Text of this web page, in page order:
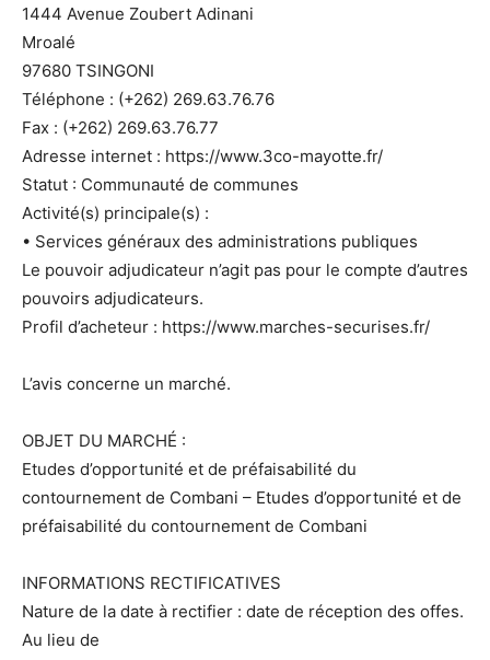
1444 Avenue Zoubert Adinani
Mroalé
97680 TSINGONI
Téléphone : (+262) 269.63.76.76
Fax : (+262) 269.63.76.77
Adresse internet : https://www.3co-mayotte.fr/
Statut : Communauté de communes
Activité(s) principale(s) :
• Services généraux des administrations publiques
Le pouvoir adjudicateur n’agit pas pour le compte d’autres
pouvoirs adjudicateurs.
Profil d’acheteur : https://www.marches-securises.fr/
L’avis concerne un marché.
OBJET DU MARCHÉ :
Etudes d’opportunité et de préfaisabilité du
contournement de Combani – Etudes d’opportunité et de
préfaisabilité du contournement de Combani
INFORMATIONS RECTIFICATIVES
Nature de la date à rectifier : date de réception des offes.
Au lieu de